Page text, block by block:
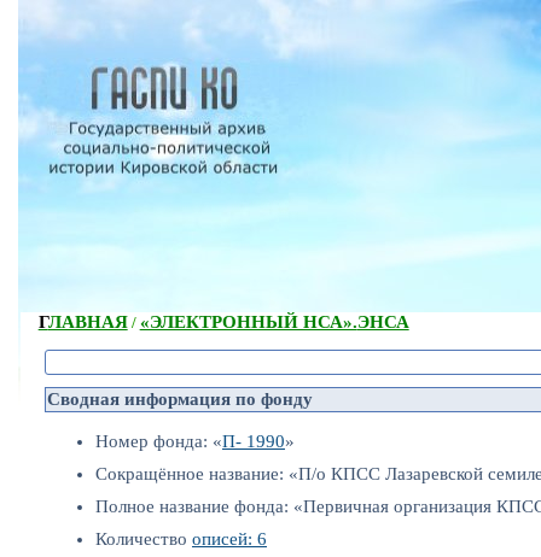
ГЛАВНАЯ/ «ЭЛЕКТРОННЫЙ НСА».ЭНСА
Сводная информация по фонду
Номер фонда: «П- 1990»
Сокращённое название: «П/о КПСС Лазаревской
Полное название фонда: «Первичная организация
Количество описей: 6